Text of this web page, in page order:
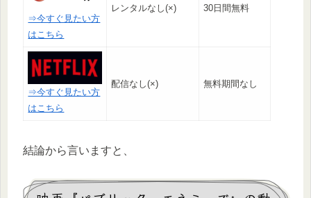
⇒今すぐ見たい方
はこちら
レンタルなし(×) 30日間無料
⇒今すぐ見たい方
はこちら
配信なし(×) 無料期間なし
結論から言いますと、